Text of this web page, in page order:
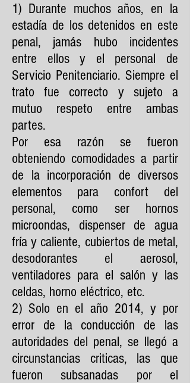
1) Durante muchos años, en la
estadía de los detenidos en este
penal, jamás hubo incidentes
entre ellos y el personal de
Servicio Penitenciario. Siempre el
trato fue correcto y sujeto a
mutuo respeto entre ambas
partes.
Por esa razón se fueron
obteniendo comodidades a partir
de la incorporación de diversos
elementos para confort del
personal, como ser hornos
microondas, dispenser de agua
fría y caliente, cubiertos de metal,
desodorantes el aerosol,
ventiladores para el salón y las
celdas, horno eléctrico, etc.
2) Solo en el año 2014, y por
error de la conducción de las
autoridades del penal, se llegó a
circunstancias criticas, las que
fueron subsanadas por el